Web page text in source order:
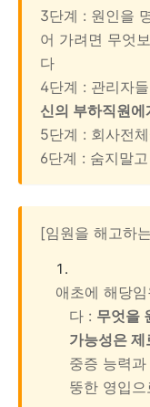
3단계 : 원인을
어 가려면 무엇
다
4단계 : 관리자
신의 부하직원
5단계 : 회사전
6단계 : 숨지말
[임원을 해고하
애초에 해당
다 : 무엇을
가능성은
중증 능력
뚱한 영입